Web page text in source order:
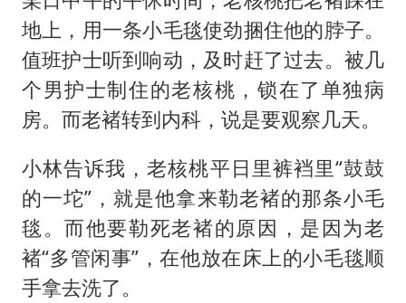
地上，用一条小毛毯使劲捆住他的脖子。
值班护士听到响动，及时赶了过去。被几
个男护士制住的老核桃，锁在了单独病
房。而老褚转到内科，说是要观察几天。
小林告诉我，老核桃平日里裤裆里“鼓鼓
的一坨”，就是他拿来勒老褚的那条小毛
毯。而他要勒死老褚的原因，是因为老
褚“多管闲事”，在他放在床上的小毛毯顺
手拿去洗了。